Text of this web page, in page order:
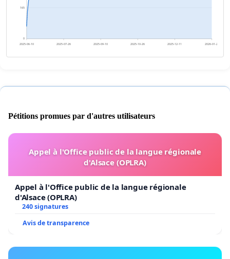
0
165
2025-06-10 2025-07-26 2025-09-10 2025-10-26 2025-12-11 2026-01-26
Pétitions promues par d'autres utilisateurs
Appel à l'Office public de la langue régionale
d'Alsace (OPLRA)
Appel à l'Office public de la langue régionale
d'Alsace (OPLRA)
240 signatures
Avis de transparence